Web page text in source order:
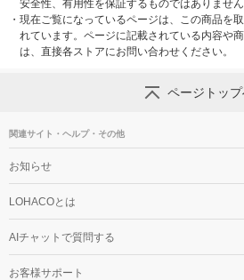
安全性、有用性を保証するものではありません
・ 現在ご覧になっているページは、この商品を
れています。ページに記載されている内容や
は、直接各ストアにお問い合わせください。
ページトッ
関連サイト・ヘルプ・その他
お知らせ
LOHACOとは
AIチャットで質問する
お客様サポート